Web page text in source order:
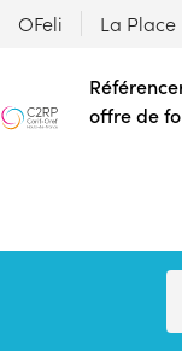
OFeli La Place
offre de